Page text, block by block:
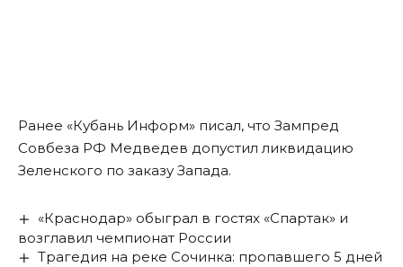
Ранее «Кубань Информ» писал, что Зампред
Совбеза РФ Медведев допустил ликвидацию
Зеленского по заказу Запада.
«Краснодар» обыграл в гостях «Спартак» и
возглавил чемпионат России
Трагедия на реке Сочинка: пропавшего 5 дней